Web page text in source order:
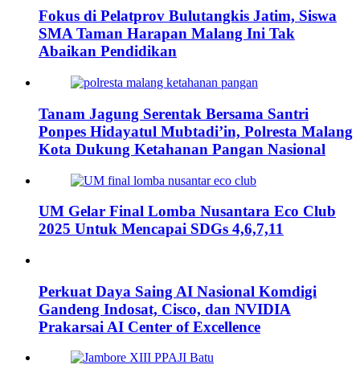
Fokus di Pelatprov Bulutangkis Jatim, Siswa
SMA Taman Harapan Malang Ini Tak
Abaikan Pendidikan
Tanam Jagung Serentak Bersama Santri
Ponpes Hidayatul Mubtadi’in, Polresta Malang
Kota Dukung Ketahanan Pangan Nasional
UM Gelar Final Lomba Nusantara Eco Club
2025 Untuk Mencapai SDGs 4,6,7,11
Perkuat Daya Saing AI Nasional Komdigi
Gandeng Indosat, Cisco, dan NVIDIA
Prakarsai AI Center of Excellence